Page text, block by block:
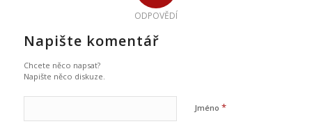
ODPOVĚDÍ
Napište komentář
Chcete něco napsat?
Napište něco diskuze.
Jméno *